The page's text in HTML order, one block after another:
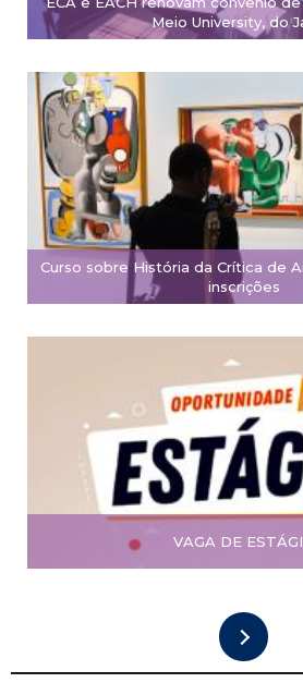
Meio University, do
Curso sobre História da Crítica de
inscrições
VAGA DE